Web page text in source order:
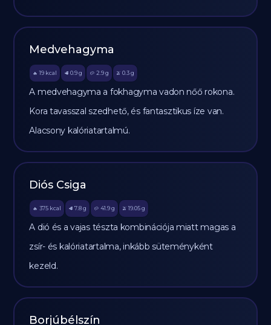
Medvehagyma
🔥 19 kcal 🥩 0.9 g 🥔 2.9g 🫒 0.3 g
A medvehagyma a fokhagyma vadon nőő rokona.
Kora tavasszal szedhető, és fantasztikus íze van.
Alacsony kalóriatartalmú.
Diós Csiga
🔥 375 kcal 🥩 7.8 g 🥔 41.9g 🫒 19.05 g
A dió és a vajas tészta kombinációja miatt magas a
zsír- és kalóriatartalma, inkább süteményként
kezeld.
Borjúbélszín